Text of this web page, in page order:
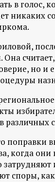
в голос,
никаких
Она
но и
поправки
когда
споры,